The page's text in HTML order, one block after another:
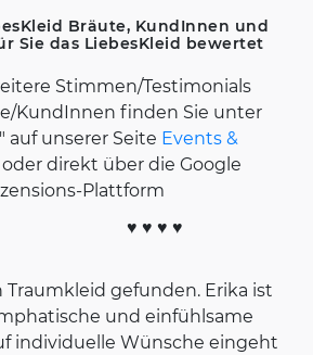
Bräute, KundInnen und
Sie das LiebesKleid bewertet
Stimmen/Testimonials
KundInnen finden Sie unter
auf unserer Seite Events &
oder direkt über die Google
Plattform
♥ ♥ ♥ ♥
Traumkleid gefunden. Erika ist
und einfühlsame
individuelle Wünsche eingeht